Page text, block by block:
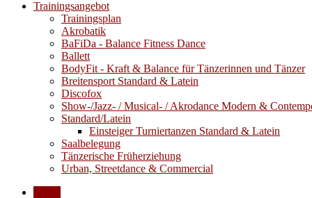
Trainingsangebot
Trainingsplan
Akrobatik
BaFiDa - Balance Fitness Dance
Ballett
BodyFit - Kraft & Balance für Tänzerinnen und Tänzer
Breitensport Standard & Latein
Discofox
Show-/Jazz- / Musical- / Akrodance Modern &
Standard/Latein
Einsteiger Turniertanzen Standard & Latein
Saalbelegung
Tänzerische Früherziehung
Urban, Streetdance & Commercial